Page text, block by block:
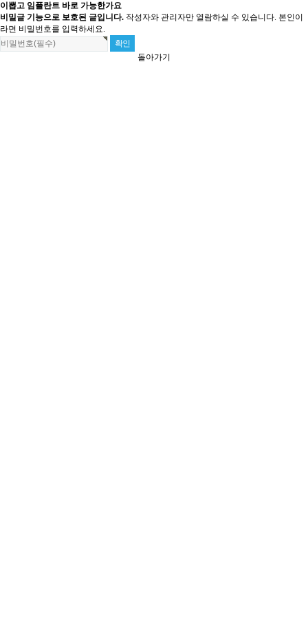
이뽑고 임플란트 바로 가능한가요
비밀글 기능으로 보호된 글입니다. 작성자와 관리자만 열람하실 수 있습니다. 본인이
라면 비밀번호를 입력하세요.
돌아가기